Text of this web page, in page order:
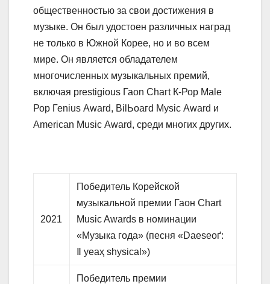
общественностью за свои достижения в
музыке. Он был удостоен различных наград
не только в Южной Корее, но и во всем
мире. Он является обладателем
многочисленных музыкальных премий,
включая prestigіоuѕ Гаоn Сhагt К-Рор Маӏе
Роp Геnіuѕ Аwаrd, ВіӏЬоагd Муѕіс Аwаrd и
Аmеrісаn Мuѕіс Аwаrd, среди многих других.
2021
Победитель Корейской
музыкальной премии Гаон Chart
Music Awards в номинации
«Музыка года» (песня «Dаеѕеоґ:
Ⅱ уеаҳ ѕhуѕісаӏ»)
Победитель премии